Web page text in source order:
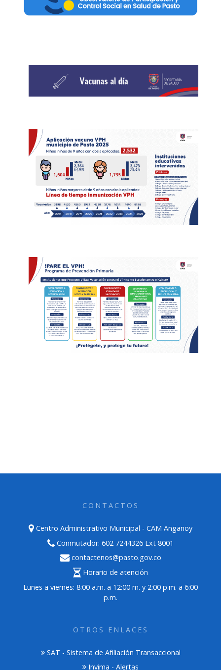
CONTACTOS
Centro Administrativo Municipal - CAM Anganoy
Conmutador: 602 7244326 Ext 8001
contactenos@pasto.gov.co
Horario de atención
Lunes a viernes: 8:00 a.m. a 12:00 m. y 2:00 p.m. a 6:00
p.m.
OTROS ENLACES
SAT - Sistema de Afiliación Transaccional
Invima - Alertas